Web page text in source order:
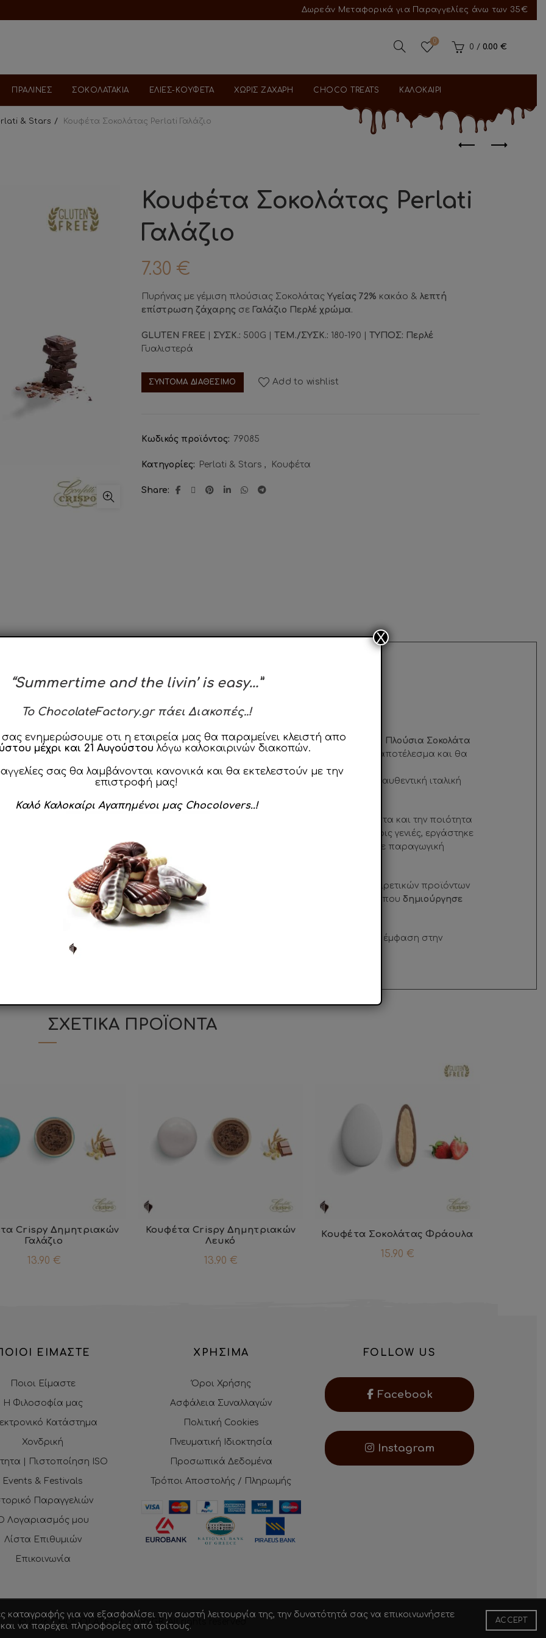
Δωρεάν Μεταφορικά για Παραγγελίες άνω των 35€
0
0 / 0.00€
ΠΡΑΛΙΝΕΣ ΣΟΚΟΛΑΤΑΚΙΑ ΕΛΙΕΣ-ΚΟΥΦΕΤΑ ΧΩΡΙΣ ΖΑΧΑΡΗ CHOCO TREATS ΚΑΛΟΚΑΙΡΙ
& Stars Κουφέτα Σοκολάτας Perlati Γαλάζιο
Κουφέτα Σοκολάτας Perlati
Γαλάζιο
7.30 €
Πυρήνας με γέμιση πλούσιας Σοκολάτας Υγείας 72% κακάο & λεπτή
επίστρωση ζάχαρηςσε Γαλάζιο Περλέ χρώμα.
GLUTEN FREE| ΣΥΣΚ.: 500G | ΤΕΜ./ΣΥΣΚ.: 180-190 | ΤΥΠΟΣ: Περλέ
Γυαλιστερά
ΣΥΝΤΟΜΑ ΔΙΑΘΕΣΙΜΟ Add to wishlist
Κωδικός προϊόντος: 79085
Κατηγορίες: Perlati & Stars , Κουφέτα
Share
από τις έντονεςΠερλέ αποχρώσειςπου μαγνητίζουν όλα τα βλέμματα! Με τη
Πλούσια Σοκολάτα
επίστρωση ζάχαρης θα δημιουργήσουν ένα εντυπωσιακό γευστικό και οπτικό αποτέλεσμα και θα
Bar σας!
chic «πινελιά» για την πιο ξεχωριστή σας ημέρα!
προτάσεις με αυθεντική ιταλική
ανά κιλό.
με κύριο σκοπό την παραγωγή κουφέτων. Με τον επαγγελματισμό, την ικανότητα και την ποιότητα
Ιταλία αλλά και παγκοσμίως ως κορυφαίος παραγωγός κουφέτων. Για τέσσερις γενιές, εργάστηκε
διαθέτει σήμερα δύο μονάδες παραγωγής, συνολικής επιφάνειας 2Ο.ΟΟΟ τ.μ., με παραγωγική
περισσότερες από 5Ο χώρες σε όλο τον κόσμο.
την τεχνογνωσία που πέρασε από γενιά σε γενιά οδήγησαν στη δημιουργία εξαιρετικών προϊόντων
πρώτη κουφετοποιΐα που δημιούργησε κουφέτα σοκολάτας , ενώ το 2Ο16, η πρώτη που δημιούργησε
και η διαδικασία παραγωγής γίνεται με έμφαση στην
ΣΧΕΤΙΚΑ ΠΡΟΪΟΝΤΑ
Crispy Δημητριακών
Γαλάζιο
13.90 €
Κουφέτα Crispy Δημητριακών
Λευκό
13.90 €
Κουφέτα Σοκολάτας Φράουλα
15.90 €
ΕΙΜΑΣΤΕ
Ποιοι Είμαστε
Η Φιλοσοφία μας
Κατάστημα
Χονδρική
| Πιστοποίηση ISO
Events & Festivals
Παραγγελιών
Λογαριασμός μου
Λίστα Επιθυμιών
Επικοινωνία
ΧΡΗΣΙΜΑ
Όροι Χρήσης
Ασφάλεια Συναλλαγών
Πολιτική Cookies
Πνευματική Ιδιοκτησία
Προσωπικά Δεδομένα
Τρόποι Αποστολής / Πληρωμής
FOLLOW US
Facebook
Instagram
© 2026CHOCOLATEFACTORY.GR . All rights reserved
“Summertime and the livin’ is easy…”
To ChocolateFactory.gr πάει Διακοπές..!
ενημερώσουμε οτι η εταιρεία μας θα παραμείνει κλειστή απο
μέχρι και 21 Αυγούστου λόγω καλοκαιρινών διακοπών.
σας θα λαμβάνονται κανονικά και θα εκτελεστούν με την
επιστροφή μας!
Καλό Καλοκαίρι Αγαπημένοι μας Chocolovers..!
X
καταγραφής για να εξασφαλίσει την σωστή λειτουργία της, την δυνατότητά σας να επικοινωνήσετε
να παρέχει πληροφορίες από τρίτους.
ACCEPT